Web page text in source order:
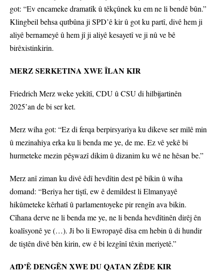
got: “Ev encameke dramatîk û têkçûnek ku em ne li bendê bûn.”
Klingbeil behsa qutbûna ji SPD’ê kir û got ku partî, divê hem ji
aliyê bernameyê û hem jî ji aliyê kesayetî ve ji nû ve bê
birêxistinkirin.
MERZ SERKETINA XWE ÎLAN KIR
Friedrich Merz weke yekîtî, CDU û CSU di hilbijartinên
2025’an de bi ser ket.
Merz wiha got: “Ez di ferqa berpirsyariya ku dikeve ser milê min
û mezinahiya erka ku li benda me ye, de me. Ez vê yekê bi
hurmeteke mezin pêşwazî dikim û dizanim ku wê ne hêsan be.”
Merz anî ziman ku divê êdî hevdîtin dest pê bikin û wiha
domand: “Beriya her tiştî, ew ê demildest li Elmanyayê
hikûmeteke kêrhatî û parlamentoyeke pir rengîn ava bikin.
Cîhana derve ne li benda me ye, ne li benda hevdîtinên dirêj ên
koalîsyonê ye (…). Ji bo li Ewropayê dîsa em hebin û di hundir
de tiştên divê bên kirin, ew ê bi lezgînî têxin meriyetê.”
AfD’Ê DENGÊN XWE DU QATAN ZÊDE KIR